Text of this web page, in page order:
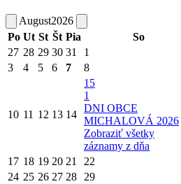
August2026
Po Ut St Št Pia So
27 28 29 30 31 1
3
4 5 6 7 8
10 11 12 13 14
15
1
DNI OBCE
MICHALOVÁ 2026
Zobraziť všetky
záznamy z dňa
17 18 19 20 21 22
24 25 26 27 28 29